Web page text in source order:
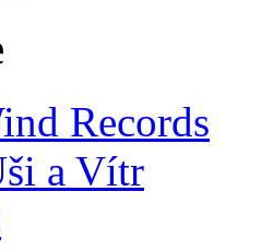
Records
a Vítr